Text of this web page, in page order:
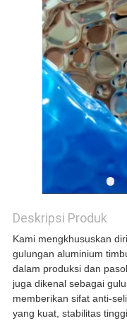
Deskripsi Produk
Kami mengkhususkan
gulungan aluminium
dalam produksi dan
juga dikenal sebagai
memberikan sifat anti-
yang kuat, stabilitas